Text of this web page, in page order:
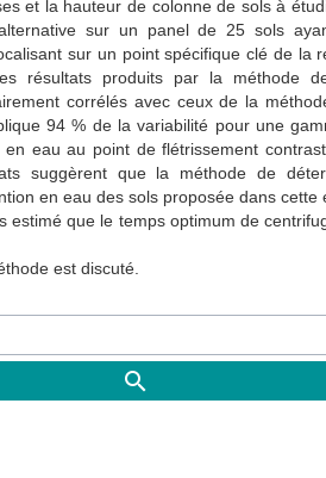
et la hauteur de colonne de sols à
sur un panel de 25 sols
sur un point spécifique clé de la
résultats produits par la méthode
corrélés avec ceux de la
94 % de la variabilité pour une
en eau au point de flétrissement
suggèrent que la méthode de
en eau des sols proposée dans cette
estimé que le temps optimum de
est discuté.